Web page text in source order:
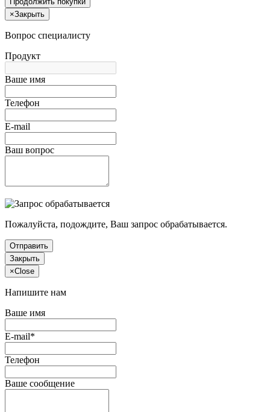
×Закрыть
Вопрос специалисту
Продукт
Ваше имя
Телефон
E-mail
Ваш вопрос
Пожалуйста, подождите, Ваш запрос обрабатывается.
Отправить
Закрыть
×Close
Напишите нам
Ваше имя
E-mail*
Телефон
Ваше сообщение